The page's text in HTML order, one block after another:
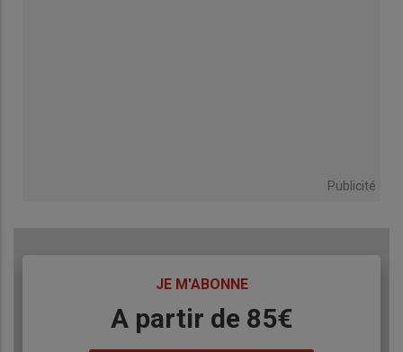
Publicité
JE M'ABONNE
A partir de 85€